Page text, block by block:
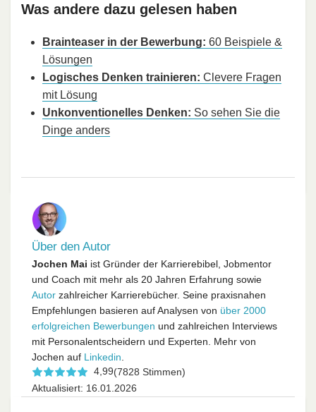
Was andere dazu gelesen haben
Brainteaser in der Bewerbung: 60 Beispiele &
Lösungen
Logisches Denken trainieren: Clevere Fragen
mit Lösung
Unkonventionelles Denken: So sehen Sie die
Dinge anders
Über den Autor
Jochen Mai ist Gründer der Karrierebibel, Jobmentor
und Coach mit mehr als 20 Jahren Erfahrung sowie
Autor zahlreicher Karrierebücher. Seine praxisnahen
Empfehlungen basieren auf Analysen von über 2000
erfolgreichen Bewerbungen und zahlreichen Interviews
mit Personalentscheidern und Experten. Mehr von
Jochen auf Linkedin
4,99(7828 Stimmen)
Aktualisiert: 16.01.2026